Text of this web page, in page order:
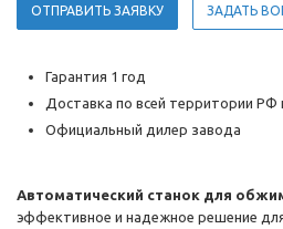
ОТПРАВИТЬ ЗАЯВКУ ЗАДАТЬ
Гарантия 1 год
Доставка по всей территории РФ
Официальный дилер завода
Автоматический станок для
эффективное и надежное решение